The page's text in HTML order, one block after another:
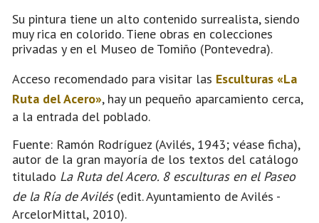
Su pintura tiene un alto contenido surrealista, siendo
muy rica en colorido. Tiene obras en colecciones
privadas y en el Museo de Tomiño (Pontevedra).
Acceso recomendado para visitar las Esculturas «La
Ruta del Acero», hay un pequeño aparcamiento cerca,
a la entrada del poblado.
Fuente: Ramón Rodríguez (Avilés, 1943; véase ficha),
autor de la gran mayoría de los textos del catálogo
titulado La Ruta del Acero. 8 esculturas en el Paseo
de la Ría de Avilés(edit. Ayuntamiento de Avilés -
ArcelorMittal, 2010).